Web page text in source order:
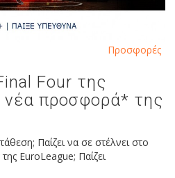
Four της
νέα προσφορά* της
Παίζει να σε στέλνει στο
EuroLeague; Παίζει
Προσφορές